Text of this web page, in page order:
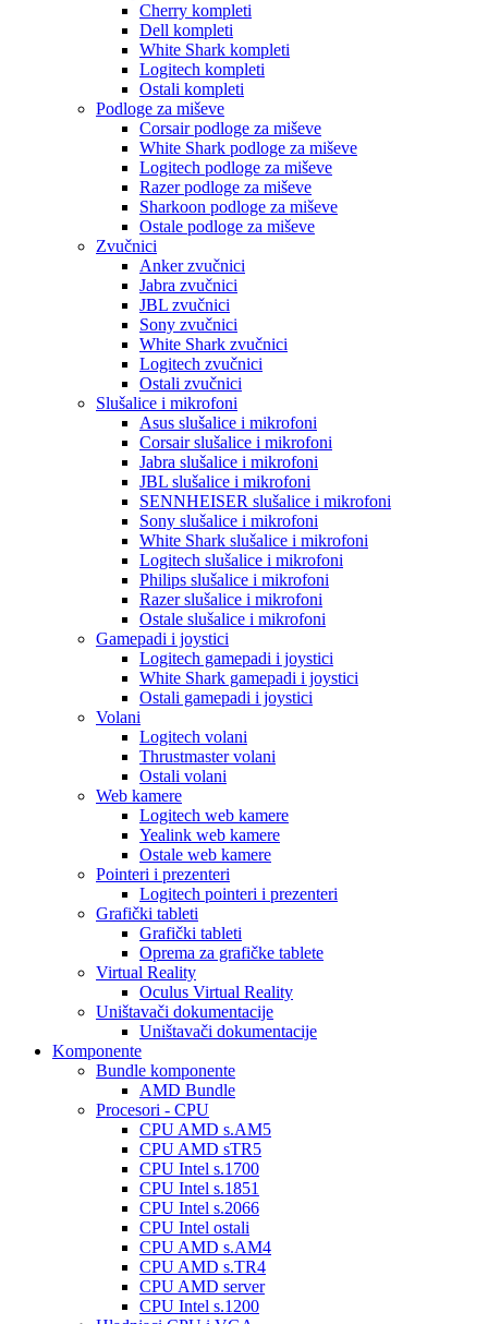
Cherry kompleti
Dell kompleti
White Shark kompleti
Logitech kompleti
Ostali kompleti
Podloge za miševe
Corsair podloge za miševe
White Shark podloge za miševe
Logitech podloge za miševe
Razer podloge za miševe
Sharkoon podloge za miševe
Ostale podloge za miševe
Zvučnici
Anker zvučnici
Jabra zvučnici
JBL zvučnici
Sony zvučnici
White Shark zvučnici
Logitech zvučnici
Ostali zvučnici
Slušalice i mikrofoni
Asus slušalice i mikrofoni
Corsair slušalice i mikrofoni
Jabra slušalice i mikrofoni
JBL slušalice i mikrofoni
SENNHEISER slušalice i mikrofoni
Sony slušalice i mikrofoni
White Shark slušalice i mikrofoni
Logitech slušalice i mikrofoni
Philips slušalice i mikrofoni
Razer slušalice i mikrofoni
Ostale slušalice i mikrofoni
Gamepadi i joystici
Logitech gamepadi i joystici
White Shark gamepadi i joystici
Ostali gamepadi i joystici
Volani
Logitech volani
Thrustmaster volani
Ostali volani
Web kamere
Logitech web kamere
Yealink web kamere
Ostale web kamere
Pointeri i prezenteri
Logitech pointeri i prezenteri
Grafički tableti
Grafički tableti
Oprema za grafičke tablete
Virtual Reality
Oculus Virtual Reality
Uništavači dokumentacije
Uništavači dokumentacije
Komponente
Bundle komponente
AMD Bundle
Procesori - CPU
CPU AMD s.AM5
CPU AMD sTR5
CPU Intel s.1700
CPU Intel s.1851
CPU Intel s.2066
CPU Intel ostali
CPU AMD s.AM4
CPU AMD s.TR4
CPU AMD server
CPU Intel s.1200